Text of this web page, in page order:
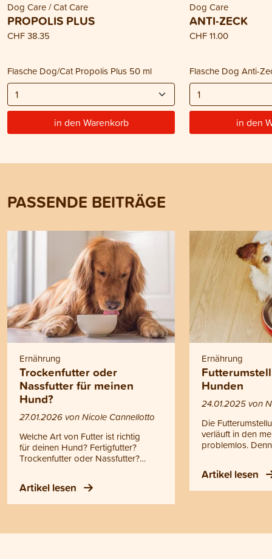
Dog Care / Cat Care
PROPOLIS PLUS
CHF 38.35
Flasche Dog/Cat Propolis Plus 50 ml
in den Warenkorb
Dog Care
ANTI-ZECK
CHF 11.00
Flasche Dog Anti-
in den
PASSENDE BEITRÄGE
Ernährung
Trockenfutter oder
Nassfutter für meinen
Hund?
27.01.2026 von Nicole Cannellotto
Welche Art von Futter ist richtig
für deinen Hund? Fertigfutter?
Trockenfutter oder Nassfutter?
des Geschmacks. Grundsätzlich ist
mit allen Fütterungsvarianten eine
Unterschiede, die du kennen
Artikel lesen
Ernährung
Hunden
24.01.2025 von
Die
verläuft in den
problemlos.
Vierbeiner so
möglich zu
Artikel lesen